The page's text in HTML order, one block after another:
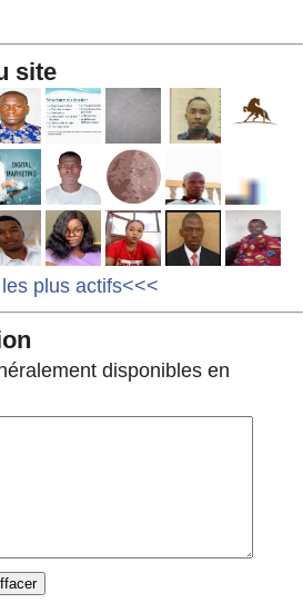
site
plus actifs<<<
disponibles en